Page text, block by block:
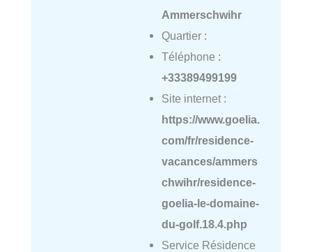
Ammerschwihr
Quartier :
Téléphone :
+33389499199
Site internet :
https://www.goelia.
com/fr/residence-
vacances/ammers
chwihr/residence-
goelia-le-domaine-
du-golf.18.4.php
Service Résidence